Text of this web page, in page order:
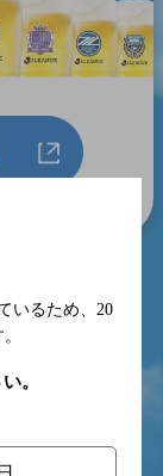
いるため、 20
。